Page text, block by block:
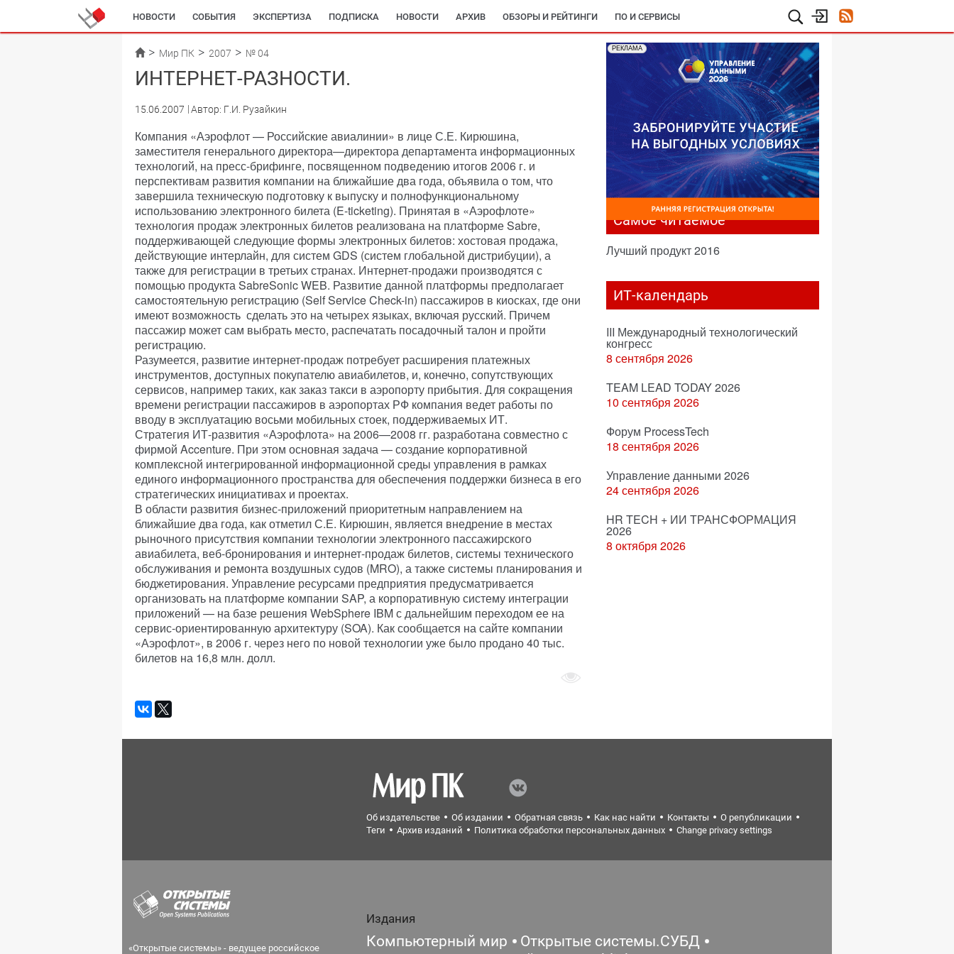
НОВОСТИ СОБЫТИЯ ЭКСПЕРТИЗА ПОДПИСКА НОВОСТИ АРХИВ ОБЗОРЫ И РЕЙТИНГИ ПО И СЕРВИСЫ
Мир ПК 2007 № 04
ИНТЕРНЕТ-РАЗНОСТИ.
15.06.2007 Автор: Г.И. Рузайкин
Компания «Аэрофлот — Российские авиалинии» в лице С.Е. Кирюшина,
заместителя генерального директора—директора департамента информационных
технологий, на пресс-брифинге, посвященном подведению итогов 2006 г. и
перспективам развития компании на ближайшие два года, объявила о том, что
завершила техническую подготовку к выпуску и полнофункциональному
использованию электронного билета (E-ticketing). Принятая в «Аэрофлоте»
технология продаж электронных билетов реализована на платформе Sabre,
поддерживающей следующие формы электронных билетов: хостовая продажа,
действующие интерлайн, для систем GDS (систем глобальной дистрибуции), а
также для регистрации в третьих странах. Интернет-продажи производятся с
помощью продукта SabreSonic WEB. Развитие данной платформы предполагает
самостоятельную регистрацию (Self Service Check-in) пассажиров в киосках, где они
имеют возможность сделать это на четырех языках, включая русский. Причем
пассажир может сам выбрать место, распечатать посадочный талон и пройти
регистрацию.
Разумеется, развитие интернет-продаж потребует расширения платежных
инструментов, доступных покупателю авиабилетов, и, конечно, сопутствующих
сервисов, например таких, как заказ такси в аэропорту прибытия. Для сокращения
времени регистрации пассажиров в аэропортах РФ компания ведет работы по
вводу в эксплуатацию восьми мобильных стоек, поддерживаемых ИТ.
Стратегия ИТ-развития «Аэрофлота» на 2006—2008 гг. разработана совместно с
фирмой Accenture. При этом основная задача — создание корпоративной
комплексной интегрированной информационной среды управления в рамках
единого информационного пространства для обеспечения поддержки бизнеса в его
стратегических инициативах и проектах.
В области развития бизнес-приложений приоритетным направлением на
ближайшие два года, как отметил С.Е. Кирюшин, является внедрение в местах
рыночного присутствия компании технологии электронного пассажирского
авиабилета, веб-бронирования и интернет-продаж билетов, системы технического
обслуживания и ремонта воздушных судов (MRO), а также системы планирования и
бюджетирования. Управление ресурсами предприятия предусматривается
организовать на платформе компании SAP, а корпоративную систему интеграции
приложений — на базе решения WebSphere IBM с дальнейшим переходом ее на
сервис-ориентированную архитектуру (SOA). Как сообщается на сайте компании
«Аэрофлот», в 2006 г. через него по новой технологии уже было продано 40 тыс.
билетов на 16,8 млн. долл.
РЕКЛАМА
Самое читаемое
Лучший продукт 2016
ИТ-календарь
III Международный технологический
конгресс
8 сентября 2026
TEAM LEAD TODAY 2026
10 сентября 2026
Форум ProcessTech
18 сентября 2026
Управление данными 2026
24 сентября 2026
HR TECH + ИИ ТРАНСФОРМАЦИЯ
2026
8 октября 2026
Об издательстве Об издании Обратная связь Как нас найти Контакты
О републикации
Теги
Архив изданий Политика обработки персональных данных Change privacy settings
«Открытые системы» - ведущее российское
Издания
Компьютерный мир
Открытые системы.СУБД